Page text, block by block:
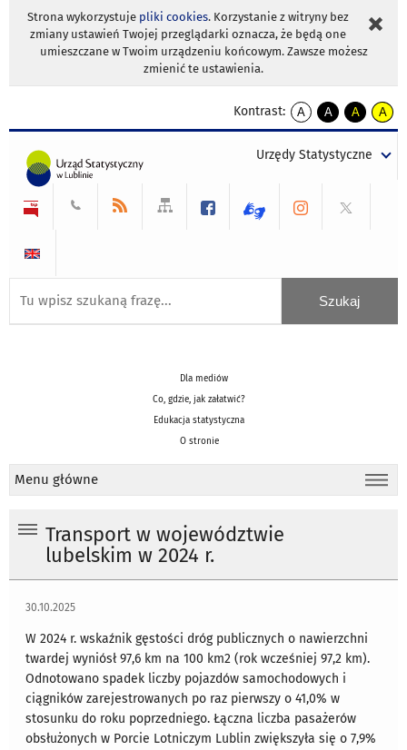
Strona wykorzystuje pliki cookies. Korzystanie z witryny bez
zmiany ustawień Twojej przeglądarki oznacza, że będą one
umieszczane w Twoim urządzeniu końcowym. Zawsze możesz
zmienić te ustawienia.
Kontrast:
A
kontrast
A
kontrast
tekst
czarnym
A
kontrast
tekst
czarnym
A
tekst
żółtym
Urzędy Statystyczne
Dla mediów
Co, gdzie, jak załatwić?
Edukacja statystyczna
O stronie
Menu główne
Transport w województwie
lubelskim w 2024 r.
30.10.2025
W 2024 r. wskaźnik gęstości dróg publicznych o nawierzchni
twardej wyniósł 97,6 km na 100 km2 (rok wcześniej 97,2 km).
Odnotowano spadek liczby pojazdów samochodowych i
ciągników zarejestrowanych po raz pierwszy o 41,0% w
stosunku do roku poprzedniego. Łączna liczba pasażerów
obsłużonych w Porcie Lotniczym Lublin zwiększyła się o 7,9%